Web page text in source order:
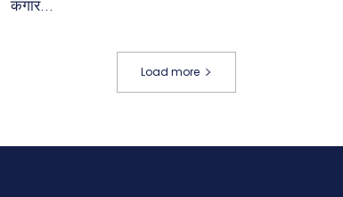
कगार...
Load more